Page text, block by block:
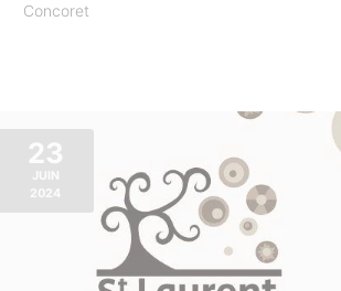
Concoret
23
JUIN
2024